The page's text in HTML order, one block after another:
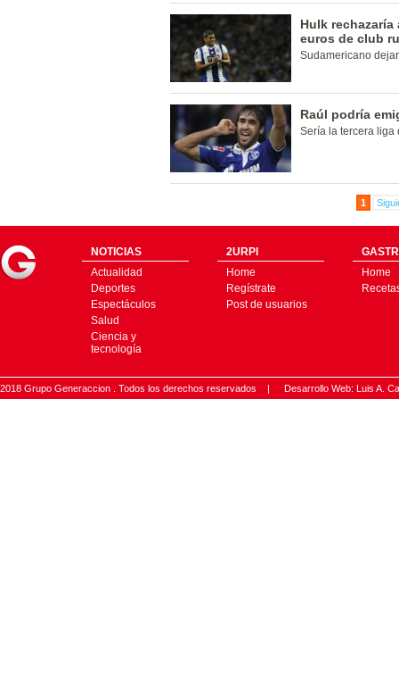
Hulk
euros de club
Sudamericano
Raúl podría
Sería la tercera liga
1
NOTICIAS
Actualidad
Deportes
Espectáculos
Salud
Ciencia y
tecnología
2URPI
Home
Regístrate
Post de usuarios
Home
2018 Grupo Generaccion . Todos los derechos reservados | Desarrollo Web: Luis